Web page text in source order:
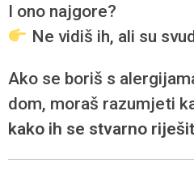
I ono najgore?
Ne vidiš ih, ali su
Ako se boriš s
dom, moraš razumjeti
kako ih se stvarno